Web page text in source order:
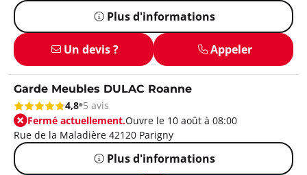
Plus d'informations
Un devis ? Appeler
Garde Meubles DULAC Roanne
4,8 5 avis
Fermé actuellement.Ouvre le 10 août à 08:00
Rue de la Maladière 42120 Parigny
Plus d'informations